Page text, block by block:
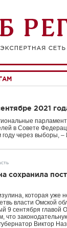
2021
в Совете
через выборы, –
сохранила
которая уже
власти Омской
9 сентября главой
что
Виктор